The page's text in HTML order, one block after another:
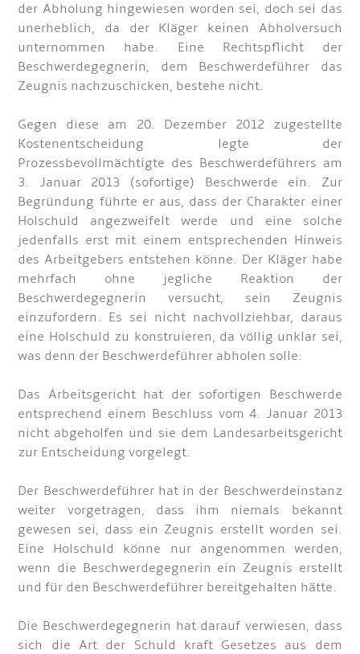
der Abholung hingewiesen worden sei, doch sei das
unerheblich, da der Kläger keinen Abholversuch
unternommen habe. Eine Rechtspflicht der
Beschwerdegegnerin, dem Beschwerdeführer das
Zeugnis nachzuschicken, bestehe nicht.
Gegen diese am 20. Dezember 2012 zugestellte
Kostenentscheidung legte der
Prozessbevollmächtigte des Beschwerdeführers am
3. Januar 2013 (sofortige) Beschwerde ein. Zur
Begründung führte er aus, dass der Charakter einer
Holschuld angezweifelt werde und eine solche
jedenfalls erst mit einem entsprechenden Hinweis
des Arbeitgebers entstehen könne. Der Kläger habe
mehrfach ohne jegliche Reaktion der
Beschwerdegegnerin versucht, sein Zeugnis
einzufordern. Es sei nicht nachvollziehbar, daraus
eine Holschuld zu konstruieren, da völlig unklar sei,
was denn der Beschwerdeführer abholen solle.
Das Arbeitsgericht hat der sofortigen Beschwerde
entsprechend einem Beschluss vom 4. Januar 2013
nicht abgeholfen und sie dem Landesarbeitsgericht
zur Entscheidung vorgelegt.
Der Beschwerdeführer hat in der Beschwerdeinstanz
weiter vorgetragen, dass ihm niemals bekannt
gewesen sei, dass ein Zeugnis erstellt worden sei.
Eine Holschuld könne nur angenommen werden,
wenn die Beschwerdegegnerin ein Zeugnis erstellt
und für den Beschwerdeführer bereitgehalten hätte.
Die Beschwerdegegnerin hat darauf verwiesen, dass
sich die Art der Schuld kraft Gesetzes aus dem